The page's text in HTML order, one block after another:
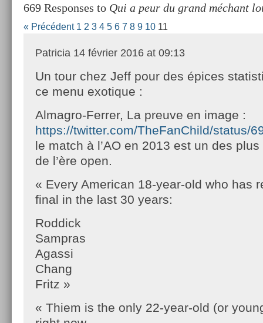
669 Responses to Qui a peur du grand méchant
« Précédent 1 2 3 4 5 6 7 8 9 10 11
Patricia 14 février 2016 at 09:13
Un tour chez Jeff pour des épices
ce menu exotique :
Almagro-Ferrer, La preuve en image :
https://twitter.com/TheFanChild/status/
le match à l’AO en 2013 est un des
de l’ère open.
« Every American 18-year-old who has
final in the last 30 years:
Roddick
Sampras
Agassi
Chang
Fritz »
« Thiem is the only 22-year-old (or